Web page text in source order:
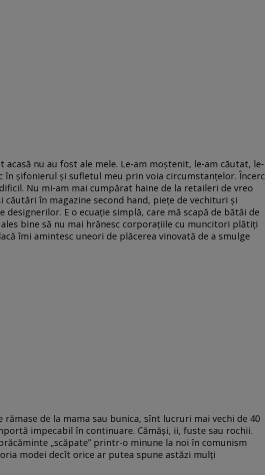
acasă nu au fost ale mele. Le-am moștenit, le-am căutat, le-
în șifonierul și sufletul meu prin voia circumstanțelor. Încerc
Nu mi-am mai cumpărat haine de la retaileri de vreo
în magazine second hand, piețe de vechituri și
designerilor. E o ecuație simplă, care mă scapă de bătăi de
bine să nu mai hrănesc corporațiile cu muncitori plătiți
îmi amintesc uneori de plăcerea vinovată de a smulge
de la mama sau bunica, sînt lucruri mai vechi de 40
impecabil în continuare. Cămăși, ii, fuste sau rochii.
„scăpate” printr-o minune la noi în comunism
modei decît orice ar putea spune astăzi mulți